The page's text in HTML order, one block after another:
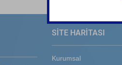
SİTE HARİTASI
Kurumsal